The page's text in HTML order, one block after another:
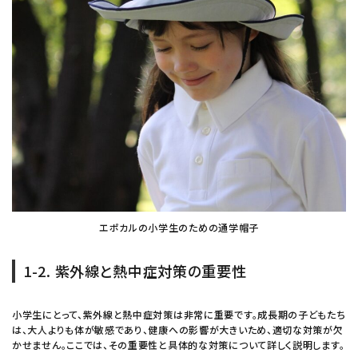
エポカルの小学生のための通学帽子
1-2. 紫外線と熱中症対策の重要性
小学生にとって、紫外線と熱中症対策は非常に重要です。成長期の子どもたち
は、大人よりも体が敏感であり、健康への影響が大きいため、適切な対策が欠
かせません。ここでは、その重要性と具体的な対策について詳しく説明します。